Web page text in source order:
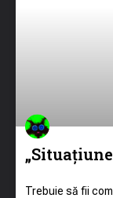
Trebuie să fii